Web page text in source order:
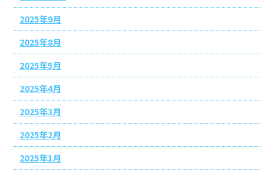
2025年9月
2025年8月
2025年5月
2025年4月
2025年3月
2025年2月
2025年1月